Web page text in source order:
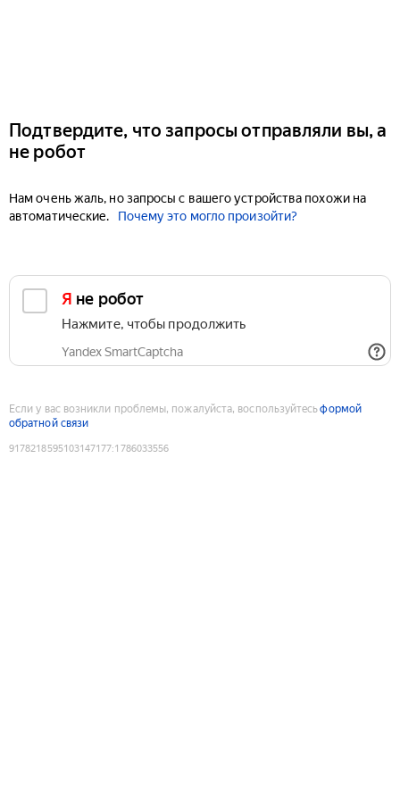
Подтвердите, что запросы отправляли вы, а
не робот
Нам очень жаль, но запросы с вашего устройства похожи на
автоматические.
Почему это могло произойти?
Я не робот
Нажмите, чтобы продолжить
Yandex SmartCaptcha
Если у вас возникли проблемы, пожалуйста, воспользуйтесьформой
обратной связи
9178218595103147177:1786033556